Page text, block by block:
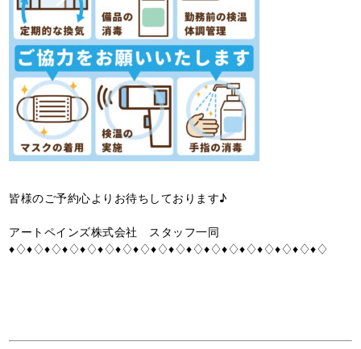
皆様のご予約心よりお待ちしております♪
アートペインズ株式会社 スタッフ一同
♦♢♦♢♦♢♦♢♦♢♦♢♦♢♦♢♦♢♦♢♦♢♦♢♦♢♦♢♦♢♦♢♦♢♦♢